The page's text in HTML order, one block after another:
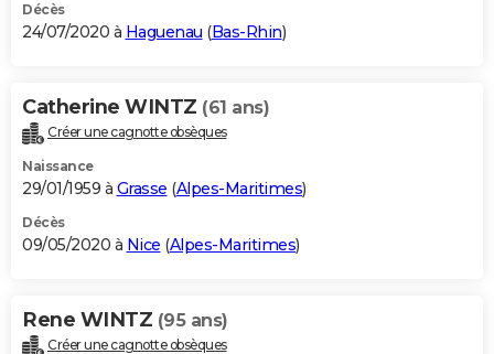
Décès
24/07/2020 à Haguenau (Bas-Rhin)
Catherine WINTZ (61 ans)
Créer une cagnotte obsèques
Naissance
29/01/1959 à Grasse (Alpes-Maritimes)
Décès
09/05/2020 à Nice (Alpes-Maritimes)
Rene WINTZ (95 ans)
Créer une cagnotte obsèques